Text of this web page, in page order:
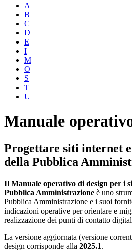
A
B
C
D
E
I
M
O
S
T
U
Manuale
Progettare siti internet
della Pubblica
Il Manuale operativo di design per i
Pubblica Amministrazione è uno
Pubblica Amministrazione e i suoi
indicazioni operative per orientare e
realizzazione dei punti di contatto
La versione aggiornata (versione
design corrisponde alla 2025.1.